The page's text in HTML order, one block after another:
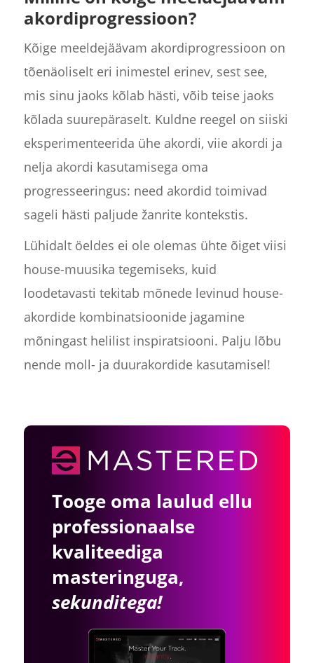
akordiprogressioon?
Kõige meeldejäävam akordiprogressioon on
tõenäoliselt eri inimestel erinev, sest see,
mis sinu jaoks kõlab hästi, võib teise jaoks
kõlada suurepäraselt. Kuldne reegel on siiski
eksperimenteerida ühe akordi, viie akordi ja
nelja akordi kasutamisega oma
progresseeringus: need akordid toimivad
sageli hästi paljude žanrite kontekstis.
Lühidalt öeldes ei ole olemas ühte õiget viisi
house-muusika tegemiseks, kuid
loodetavasti tekitab mõnede levinud house-
akordide kombinatsioonide jagamine
mõningast helilist inspiratsiooni. Palju lõbu
nende moll- ja duurakordide kasutamisel!
Tooge oma laulud ellu
professionaalse
kvaliteediga
masteringuga,
sekunditega!